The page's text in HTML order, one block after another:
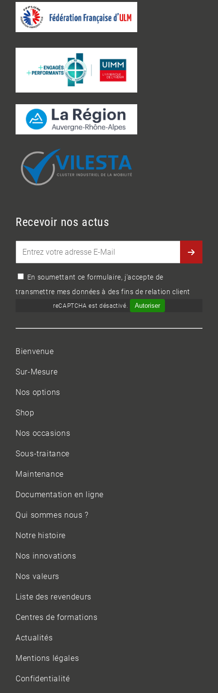
Recevoir nos actus
En soumettant ce formulaire, j'accepte de
transmettre mes données à des fins de relation client
reCAPTCHA est désactivé. Autoriser
Bienvenue
Sur-Mesure
Nos options
Shop
Nos occasions
Sous-traitance
Maintenance
Documentation en ligne
Qui sommes nous ?
Notre histoire
Nos innovations
Nos valeurs
Liste des revendeurs
Centres de formations
Actualités
Mentions légales
Confidentialité